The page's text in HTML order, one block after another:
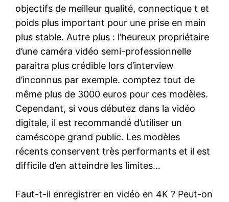
objectifs de meilleur qualité, connectique t et
poids plus important pour une prise en main
plus stable. Autre plus : l’heureux propriétaire
d’une caméra vidéo semi-professionnelle
paraitra plus crédible lors d’interview
d’inconnus par exemple. comptez tout de
même plus de 3000 euros pour ces modèles.
Cependant, si vous débutez dans la vidéo
digitale, il est recommandé d’utiliser un
caméscope grand public. Les modèles
récents conservent très performants et il est
difficile d’en atteindre les limites…
Faut-t-il enregistrer en vidéo en 4K ? Peut-on